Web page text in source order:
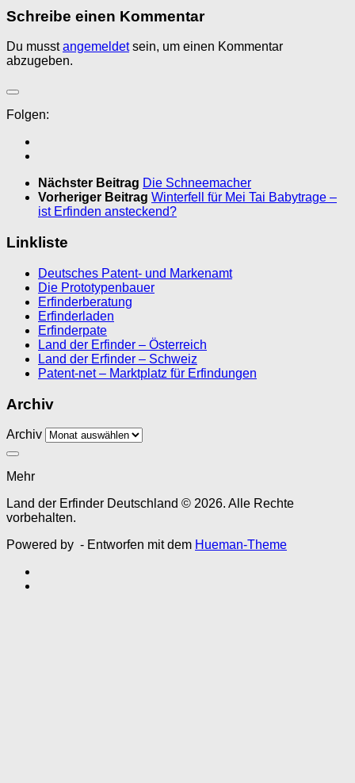
Schreibe einen Kommentar
Du musstangemeldetsein, um einen Kommentar
abzugeben.
Folgen:
Nächster Beitrag Die Schneemacher
Vorheriger Beitrag Winterfell für Mei Tai Babytrage –
ist Erfinden ansteckend?
Linkliste
Deutsches Patent- und Markenamt
Die Prototypenbauer
Erfinderberatung
Erfinderladen
Erfinderpate
Land der Erfinder – Österreich
Land der Erfinder – Schweiz
Patent-net – Marktplatz für Erfindungen
Archiv
Archiv
Mehr
Land der Erfinder Deutschland © 2026. Alle Rechte
vorbehalten.
Powered by - Entworfen mit dem Hueman-Theme